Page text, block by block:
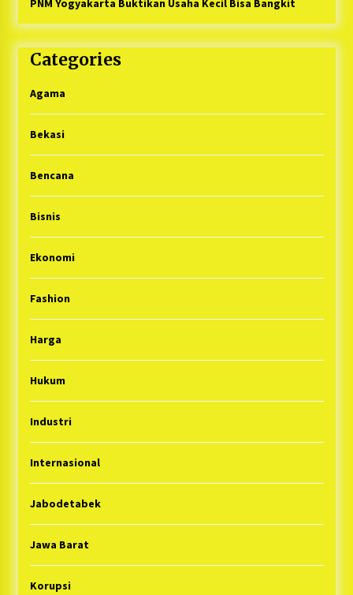
Categories
Agama
Bekasi
Bencana
Bisnis
Ekonomi
Fashion
Harga
Hukum
Industri
Internasional
Jabodetabek
Jawa Barat
Korupsi